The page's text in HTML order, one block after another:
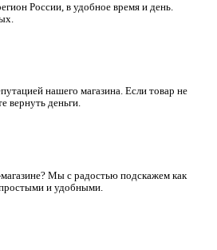
России, в удобное время и день.
нашего магазина. Если товар не
вернуть деньги.
Мы с радостью подскажем как
простыми и удобными.